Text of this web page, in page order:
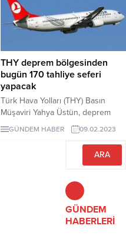
yorgunluk, eklemlerde ağrı, baş
ağrısı, kabızlık, hatta anlam
verilemeyen yemek yeme
olabilir" dedi.
THY deprem bölgesinden
bugün 170 tahliye seferi
yapacak
Türk Hava Yolları (THY) Basın
Müşaviri Yahya Üstün, deprem
bölgesinden bugün de 170 tahliye
seferi yapılacağını duyurdu.
GÜNDEM HABER 09.02.2023
GÜNDEM
HABERLERİ